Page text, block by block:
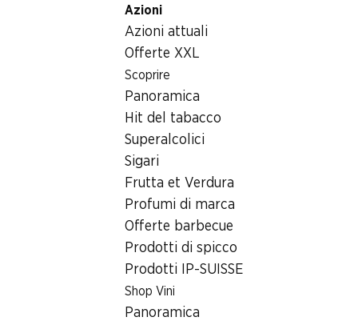
Azioni
Azioni attuali
Offerte XXL
Scoprire
Panoramica
Hit del tabacco
Superalcolici
Sigari
Frutta et Verdura
Profumi di marca
Offerte barbecue
Prodotti di spicco
Prodotti IP-SUISSE
Shop Vini
Panoramica
Generi alimentari
Coniglietti Smarties Nestlé
Coniglietti Smarties Nestlé